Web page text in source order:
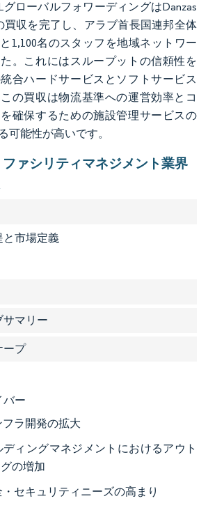
グローバルフォワーディングはDanzas
買収を完了し、アラブ首長国連邦全体
1,100名のスタッフを地域ネットワー
。これにはスループットの信頼性を
合ハードサービスとソフトサービス
の買収は物流基準への運営効率とコ
確保するための施設管理サービスの
可能性が高いです。
ァシリティマネジメント業界
と市場定義
サマリー
ープ
バー
フラ開発の拡大
ディングマネジメントにおけるアウト
の増加
・セキュリティニーズの高まり